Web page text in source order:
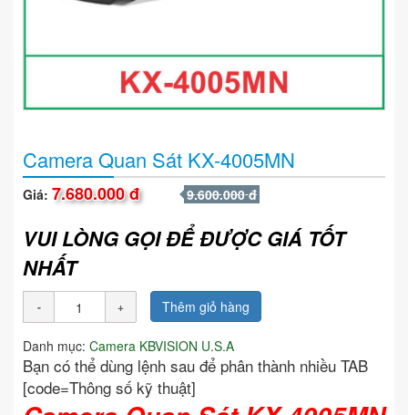
Camera Quan Sát KX-4005MN
Giá: 7.680.000 đ 9.600.000 đ
VUI LÒNG GỌI ĐỂ ĐƯỢC GIÁ TỐT
NHẤT
Thêm giỏ hàng
Danh mục: Camera KBVISION U.S.A
Bạn có thể dùng lệnh sau để phân thành nhiều TAB
[code=Thông số kỹ thuật]